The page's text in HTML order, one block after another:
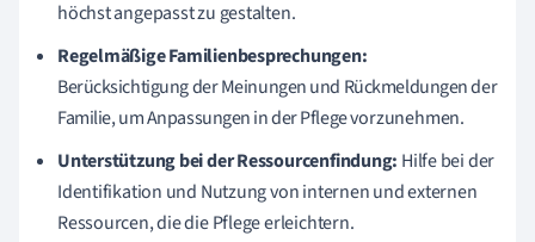
höchst angepasst zu gestalten.
Regelmäßige Familienbesprechungen:
Berücksichtigung der Meinungen und Rückmeldungen der
Familie, um Anpassungen in der Pflege vorzunehmen.
Unterstützung bei der Ressourcenfindung: Hilfe bei der
Identifikation und Nutzung von internen und externen
Ressourcen, die die Pflege erleichtern.